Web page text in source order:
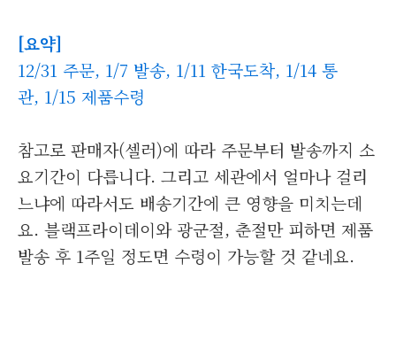
[요약]
12/31 주문, 1/7 발송, 1/11 한국도착, 1/14 통
관, 1/15 제품수령
참고로 판매자(셀러)에 따라 주문부터 발송까지 소
요기간이 다릅니다. 그리고 세관에서 얼마나 걸리
느냐에 따라서도 배송기간에 큰 영향을 미치는데
요. 블랙프라이데이와 광군절, 춘절만 피하면 제품
발송 후 1주일 정도면 수령이 가능할 것 같네요.